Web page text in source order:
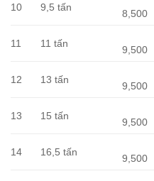
10 9,5 tấn
8,500
11 11 tấn
9,500
12 13 tấn
9,500
13 15 tấn
9,500
14 16,5 tấn
9,500